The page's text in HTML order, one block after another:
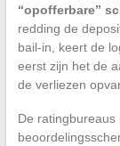
“opofferbare”
redding de
bail-in, keert de
eerst zijn het de
de verliezen
De ratingbureaus